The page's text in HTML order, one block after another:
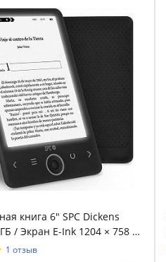
книга 6" SPC Dickens
/ Экран E-Ink 1204 × 758 /
1 отзыв